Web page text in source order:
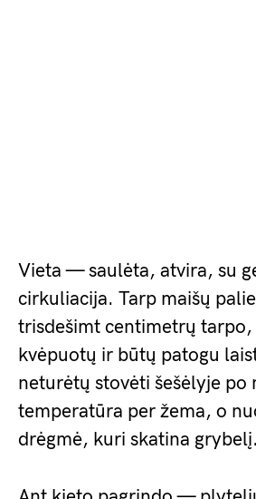
Vieta — saulėta, atvira, su
cirkuliacija. Tarp maišų
trisdešimt centimetrų tarpo,
kvėpuotų ir būtų patogu
neturėtų stovėti šešėlyje
temperatūra per žema, o
drėgmė, kuri skatina grybelį.